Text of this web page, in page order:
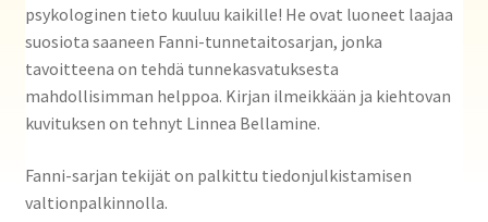
psykologinen tieto kuuluu kaikille! He ovat luoneet laajaa
suosiota saaneen Fanni-tunnetaitosarjan, jonka
tavoitteena on tehdä tunnekasvatuksesta
mahdollisimman helppoa. Kirjan ilmeikkään ja kiehtovan
kuvituksen on tehnyt Linnea Bellamine.
Fanni-sarjan tekijät on palkittu tiedonjulkistamisen
valtionpalkinnolla.